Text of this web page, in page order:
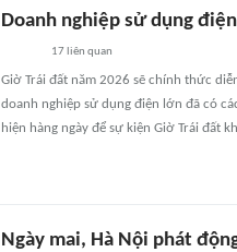
Doanh nghiệp sử dụng
17liên quan
Giờ Trái đất năm 2026 sẽ chính thức
doanh nghiệp sử dụng điện lớn đã có
hiện hàng ngày để sự kiện Giờ Trái đất
Ngày mai, Hà Nội phát